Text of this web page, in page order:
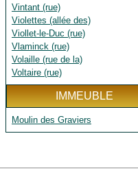
Vintant (rue)
Violettes (allée des)
Viollet-le-Duc (rue)
Vlaminck (rue)
Volaille (rue de la)
Voltaire (rue)
IMMEUBLE
Moulin des Graviers